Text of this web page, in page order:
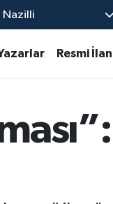
Nazilli
Resmi